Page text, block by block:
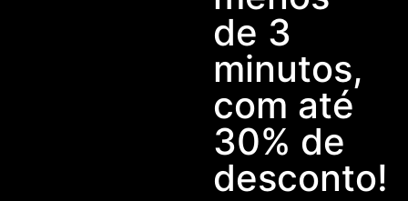
de 3
minutos,
com até
30% de
desconto!